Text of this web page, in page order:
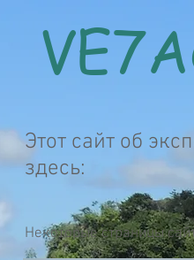
Этот сайт об
здесь:
Некоторые страницы